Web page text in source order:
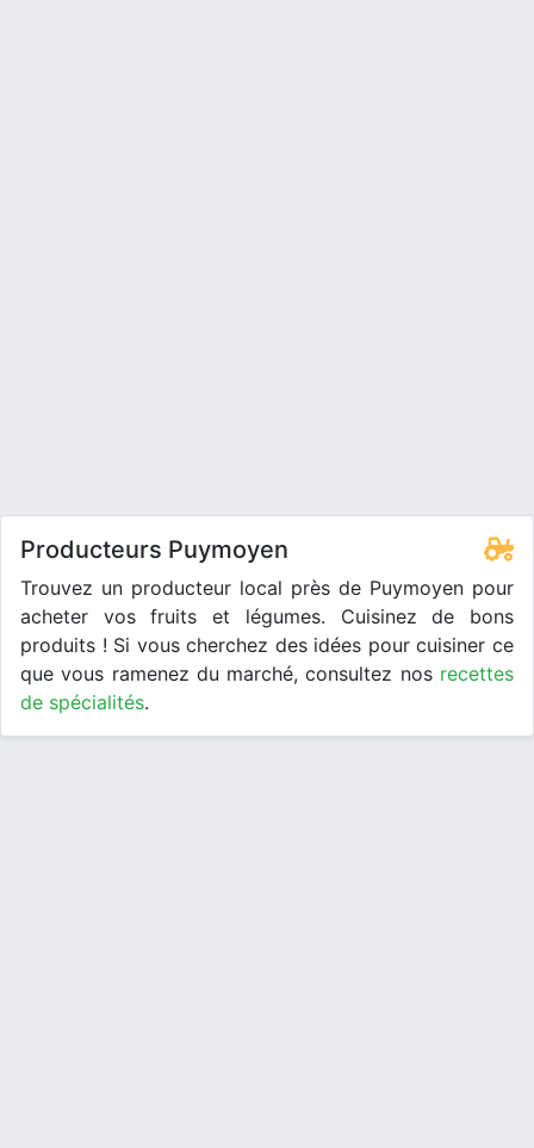
Producteurs Puymoyen
Trouvez un producteur local près de Puymoyen pour
acheter vos fruits et légumes. Cuisinez de bons
produits ! Si vous cherchez des idées pour cuisiner ce
que vous ramenez du marché, consultez nos recettes
de spécialités.